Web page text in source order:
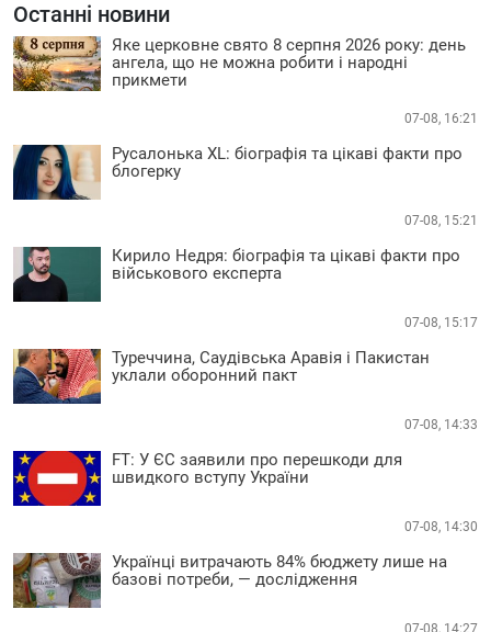
Останні новини
Яке церковне свято 8 серпня 2026 року: день
ангела, що не можна робити і народні
прикмети
07-08, 16:21
Русалонька XL: біографія та цікаві факти про
блогерку
07-08, 15:21
Кирило Недря: біографія та цікаві факти про
військового експерта
07-08, 15:17
Туреччина, Саудівська Аравія і Пакистан
уклали оборонний пакт
07-08, 14:33
FT: У ЄС заявили про перешкоди для
швидкого вступу України
07-08, 14:30
Українці витрачають 84% бюджету лише на
базові потреби, — дослідження